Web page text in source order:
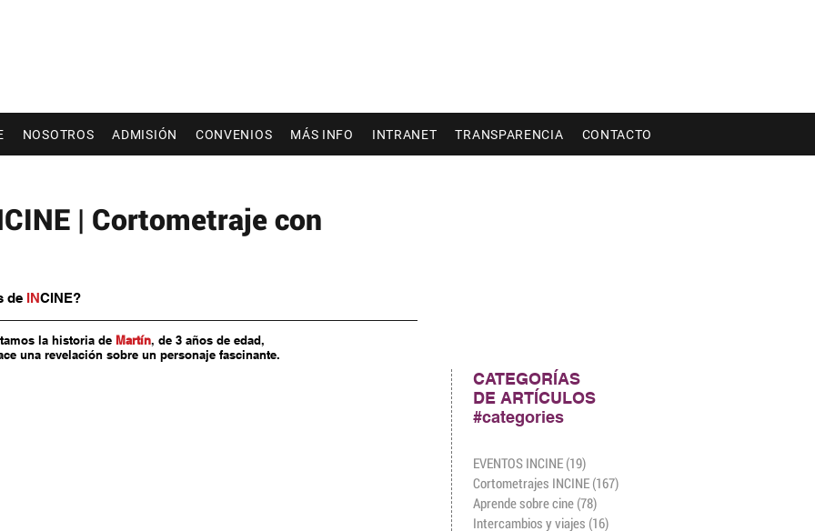
NOSOTROS ADMISIÓN CONVENIOS MÁS INFO INTRANET TRANSPARENCIA CONTACTO
CATEGORÍAS
DE ARTÍCULOS
#categories
EVENTOS INCINE (19)
Cortometrajes INCINE (167)
Aprende sobre cine (78)
Intercambios y viajes (16)
| Cortometraje con
de INCINE?
la historia de Martín, de 3 años de edad,
una revelación sobre un personaje fascinante.